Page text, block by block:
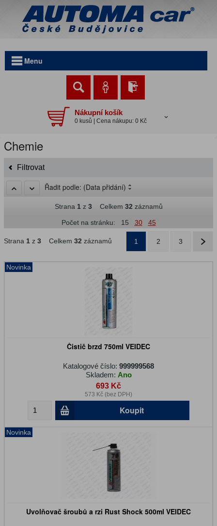
Menu
Nákupní košík
0 kusů | Cena nákupu: 0 Kč
Chemie
Filtrovat
Řadit podle: (Data přidání)
Strana 1z 3Celkem 32 záznamů
Počet na stránku: 15 30 45
Strana 1 z 3 Celkem 32 záznamů 1 2 3
Novinka
Čistič brzd 750ml VEIDEC
Katalogové číslo: 999999568
Skladem: Ano
693 Kč
573 Kč (bez DPH)
Koupit
Novinka
Uvolňovač šroubů a rzi Rust Shock 500ml VEIDEC